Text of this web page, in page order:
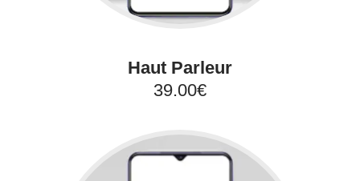
Haut Parleur
39.00€